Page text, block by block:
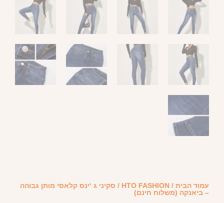
עמוד הבית /
HTO FASHION / סקיני ג ‘ינס קלאסי מותן גבוהה
– ביאנקה (משלוח חינם)